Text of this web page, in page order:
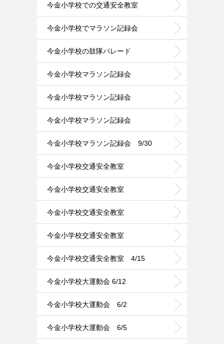
今金小学校での交通安全教室
今金小学校でマラソン記録会
今金小学校の鼓隊パレード
今金小学校マラソン記録会
今金小学校マラソン記録会
今金小学校マラソン記録会
今金小学校マラソン記録会 9/30
今金小学校交通安全教室
今金小学校交通安全教室
今金小学校交通安全教室
今金小学校交通安全教室
今金小学校交通安全教室 4/15
今金小学校大運動会 6/12
今金小学校大運動会 6/2
今金小学校大運動会 6/5